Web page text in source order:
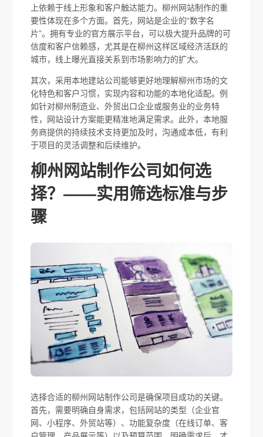
上依赖于线上形象和客户触达能力。柳州网站制作的重
要性体现在多个方面。首先，网站是企业的“数字名
片”。拥有专业的官方展示平台，可以极大提升品牌的可
信度和客户信赖感，尤其是在柳州这样区域经济活跃的
城市，线上曝光直接关系到市场影响力的扩大。
其次，采用本地建站公司能够更好地理解柳州市场的文
化特色和客户习惯，实现内容和功能的本地化适配。例
如针对柳州制造业、外贸出口企业或服务业的业务特
性，网站设计方案能更精准地满足需求。此外，本地服
务商提供的持续技术支持更加及时，沟通成本低，有利
于项目的灵活调整和后续维护。
柳州网站制作公司如何选
择？——实用筛选标准与步
骤
选择合适的柳州网站制作公司是确保项目成功的关键。
首先，需要明确自身需求，包括网站的类型（企业官
网、小程序、外贸站等）、功能复杂度（在线订单、客